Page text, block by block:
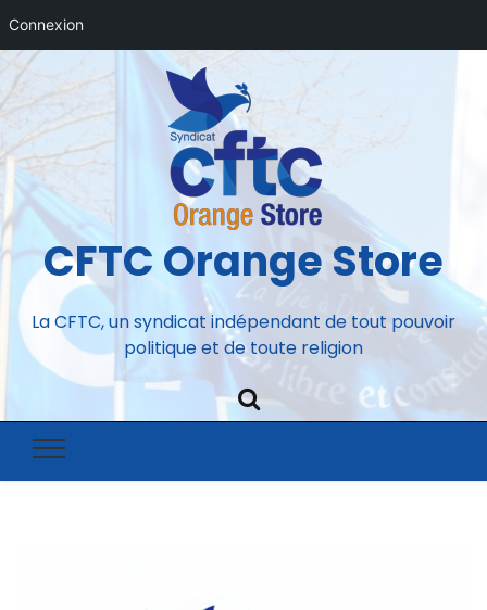
Connexion
CFTC Orange Store
La CFTC, un syndicat indépendant de tout pouvoir
politique et de toute religion